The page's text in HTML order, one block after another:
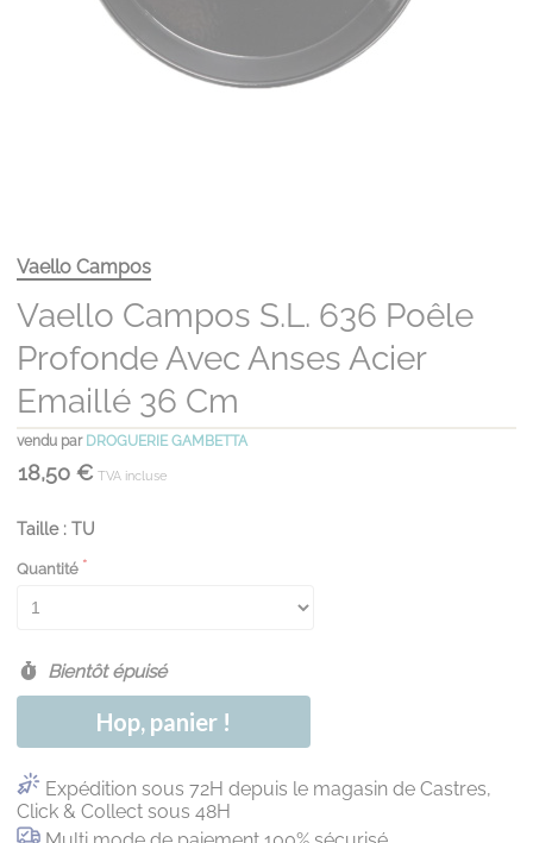
Vaello Campos
Vaello Campos S.L. 636 Poêle
Profonde Avec Anses Acier
Emaillé 36 Cm
vendu par DROGUERIE GAMBETTA
18,50 € TVA incluse
Taille : TU
Quantité
Bientôt épuisé
Hop, panier !
Expédition sous 72H depuis le magasin de Castres,
Click & Collect sous 48H